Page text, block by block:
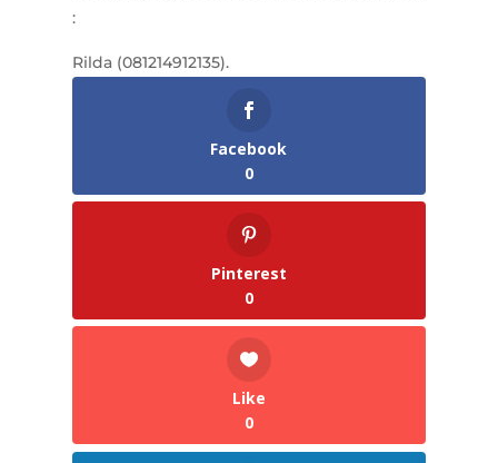
:
Rilda (081214912135).
Facebook
0
Pinterest
0
Like
0